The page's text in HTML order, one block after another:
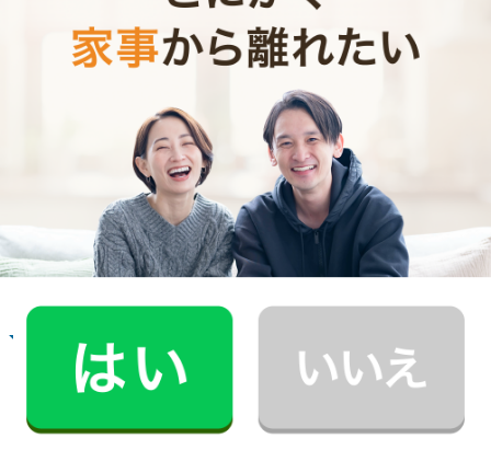
お掃除代行のサービス内容
お掃除代行のサービス料金
ご利用者インタビュー
Customer Interview
R.H.さん
30代 共働き 子育て中
普段できない時間を過ごすことができ、休日が